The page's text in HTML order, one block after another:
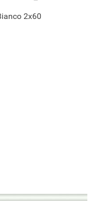
2x60